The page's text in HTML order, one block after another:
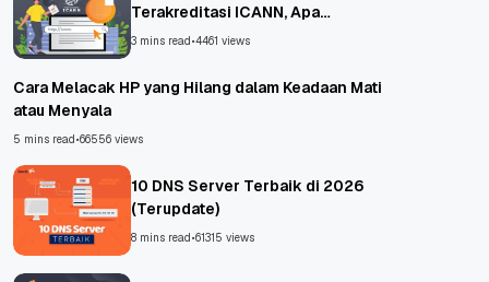
Terakreditasi ICANN, Apa
Untungnya?
3 mins read•4461 views
Cara Melacak HP yang Hilang dalam Keadaan Mati
atau Menyala
5 mins read•66556 views
10 DNS Server Terbaik di 2026
(Terupdate)
8 mins read•61315 views